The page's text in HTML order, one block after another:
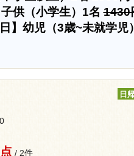
子供（小学生）1名1430
】幼児（3歳~未就学児
日
/ 2件